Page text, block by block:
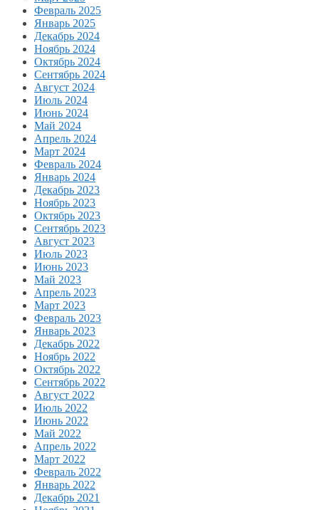
Февраль 2025
Январь 2025
Декабрь 2024
Ноябрь 2024
Октябрь 2024
Сентябрь 2024
Август 2024
Июль 2024
Июнь 2024
Май 2024
Апрель 2024
Март 2024
Февраль 2024
Январь 2024
Декабрь 2023
Ноябрь 2023
Октябрь 2023
Сентябрь 2023
Август 2023
Июль 2023
Июнь 2023
Май 2023
Апрель 2023
Март 2023
Февраль 2023
Январь 2023
Декабрь 2022
Ноябрь 2022
Октябрь 2022
Сентябрь 2022
Август 2022
Июль 2022
Июнь 2022
Май 2022
Апрель 2022
Март 2022
Февраль 2022
Январь 2022
Декабрь 2021